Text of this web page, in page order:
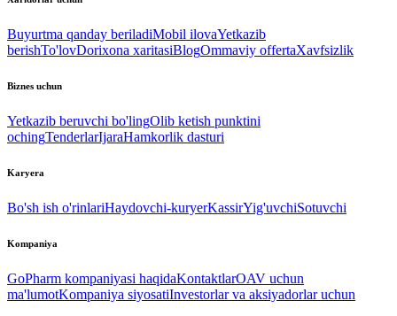
Buyurtma qanday beriladiMobil ilovaYetkazib
berishTo'lovDorixona xaritasiBlogOmmaviy offertaXavfsizlik
Biznes uchun
Yetkazib beruvchi bo'lingOlib ketish punktini
ochingTenderlarIjaraHamkorlik dasturi
Karyera
Bo'sh ish o'rinlariHaydovchi-kuryerKassirYig'uvchiSotuvchi
Kompaniya
GoPharm kompaniyasi haqidaKontaktlarOAV uchun
ma'lumotKompaniya siyosatiInvestorlar va aksiyadorlar uchun